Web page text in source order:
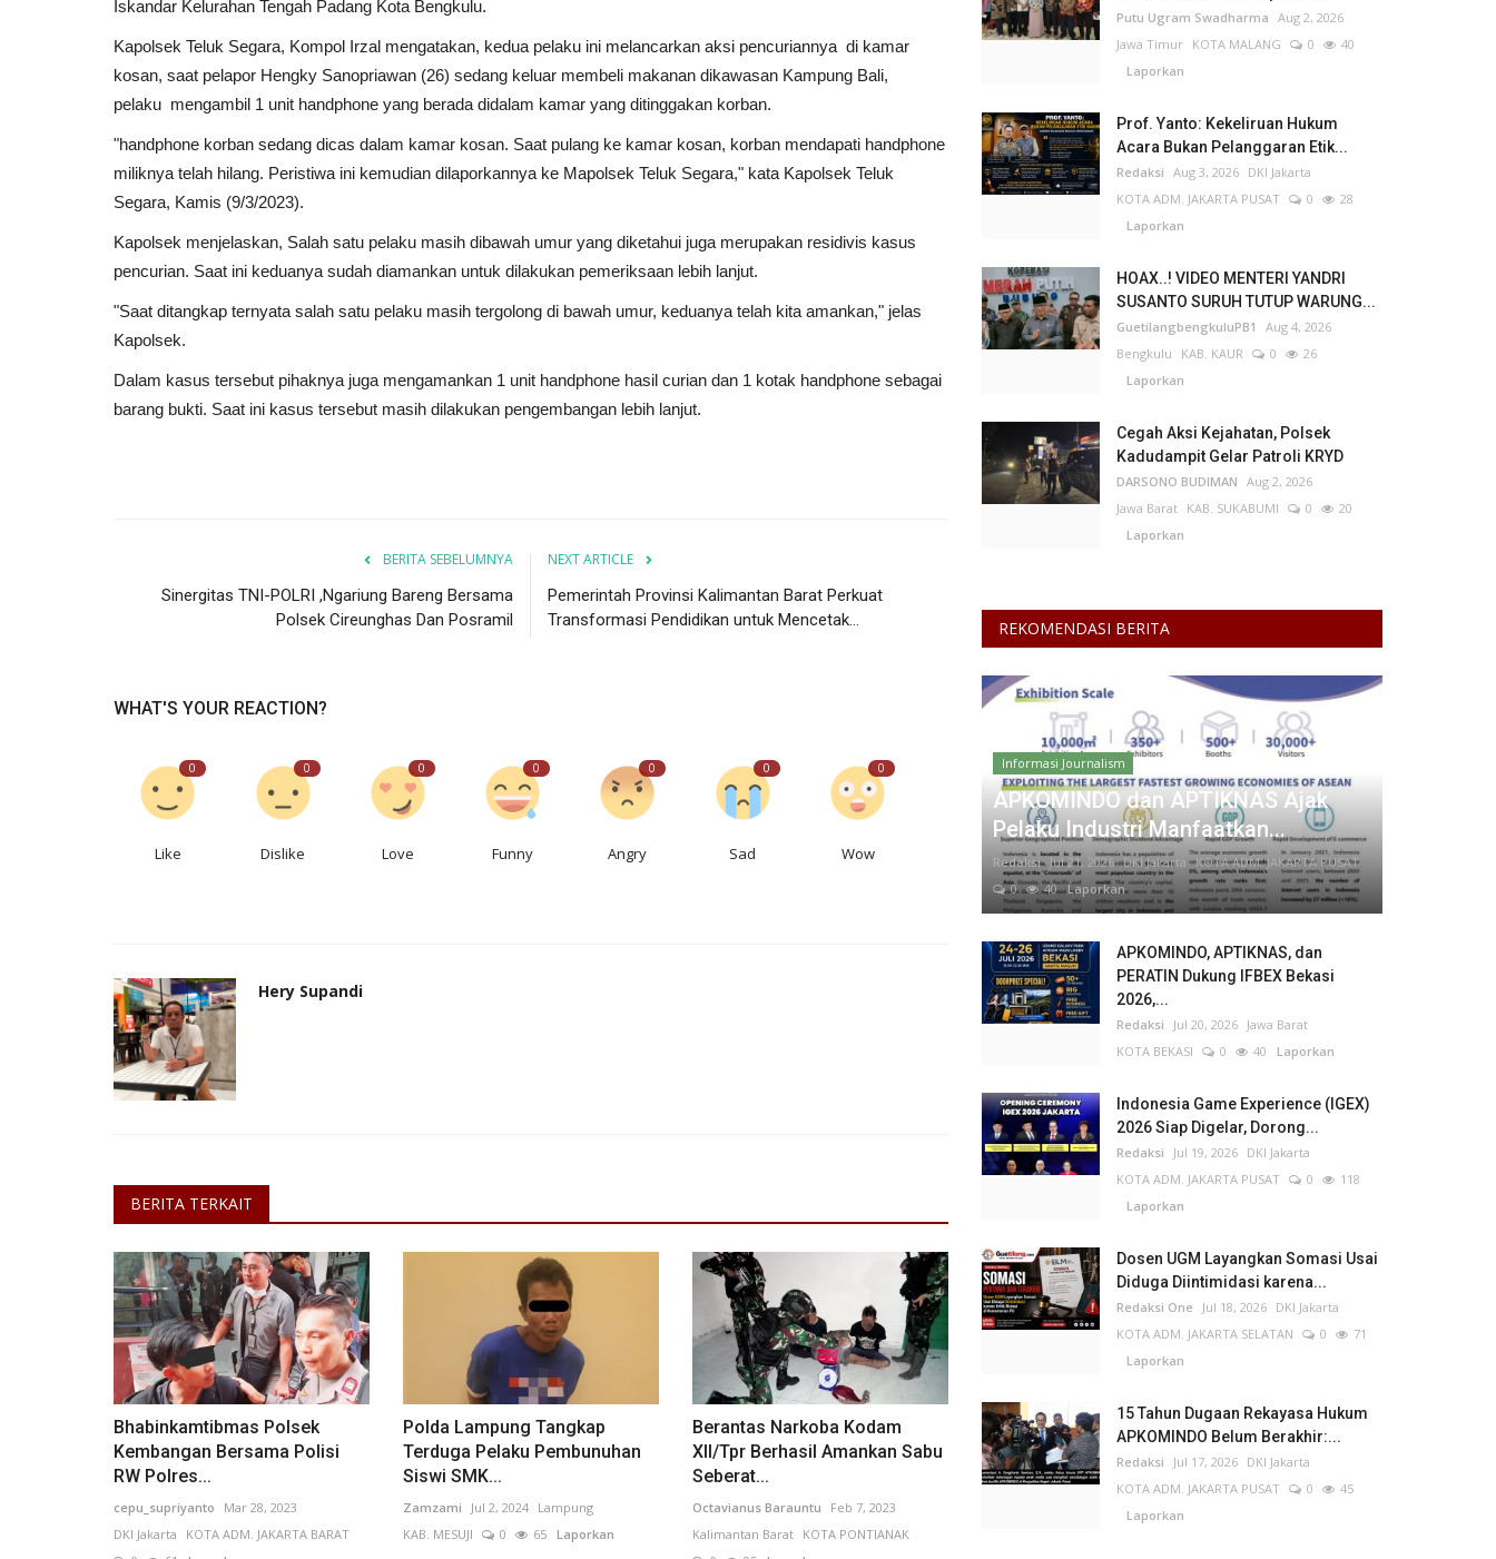
Iskandar Kelurahan Tengah Padang Kota Bengkulu.
Kapolsek Teluk Segara, Kompol Irzal mengatakan, kedua pelaku ini melancarkan aksi pencuriannya di kamar
kosan, saat pelapor Hengky Sanopriawan (26) sedang keluar membeli makanan dikawasan Kampung Bali,
pelaku mengambil 1 unit handphone yang berada didalam kamar yang ditinggakan korban.
"handphone korban sedang dicas dalam kamar kosan. Saat pulang ke kamar kosan, korban mendapati handphone
miliknya telah hilang. Peristiwa ini kemudian dilaporkannya ke Mapolsek Teluk Segara," kata Kapolsek Teluk
Segara, Kamis (9/3/2023).
Kapolsek menjelaskan, Salah satu pelaku masih dibawah umur yang diketahui juga merupakan residivis kasus
pencurian. Saat ini keduanya sudah diamankan untuk dilakukan pemeriksaan lebih lanjut.
"Saat ditangkap ternyata salah satu pelaku masih tergolong di bawah umur, keduanya telah kita amankan," jelas
Kapolsek.
Dalam kasus tersebut pihaknya juga mengamankan 1 unit handphone hasil curian dan 1 kotak handphone sebagai
barang bukti. Saat ini kasus tersebut masih dilakukan pengembangan lebih lanjut.
BERITA SEBELUMNYA
Sinergitas TNI-POLRI ,Ngariung Bareng Bersama
Polsek Cireunghas Dan Posramil
NEXT ARTICLE
Pemerintah Provinsi Kalimantan Barat Perkuat
Transformasi Pendidikan untuk Mencetak...
WHAT'S YOUR REACTION?
0
Like
0
Dislike
0
Love
0
Funny
0
Angry
0
Sad
0
Wow
Hery Supandi
BERITA TERKAIT
Bhabinkamtibmas Polsek
Kembangan Bersama Polisi
RW Polres...
cepu_supriyanto
Mar 28, 2023
DKI Jakarta
KOTA ADM. JAKARTA BARAT
Polda Lampung Tangkap
Terduga Pelaku Pembunuhan
Siswi SMK...
Zamzami Jul 2, 2024
Lampung
KAB. MESUJI
0 65Laporkan
Berantas Narkoba Kodam
XII/Tpr Berhasil Amankan Sabu
Seberat...
Octavianus Barauntu
Feb 7, 2023
Kalimantan Barat
KOTA PONTIANAK
Putu Ugram Swadharma Aug 2, 2026
Jawa Timur KOTA MALANG 0
40
Laporkan
Prof. Yanto: Kekeliruan Hukum
Acara Bukan Pelanggaran Etik...
Redaksi Aug 3, 2026 DKI Jakarta
KOTA ADM. JAKARTA PUSAT
0
28
Laporkan
HOAX..! VIDEO MENTERI YANDRI
SUSANTO SURUH TUTUP WARUNG...
GuetilangbengkuluPB1
Aug 4, 2026
Bengkulu
KAB. KAUR 0
26
Laporkan
Cegah Aksi Kejahatan, Polsek
Kadudampit Gelar Patroli KRYD
DARSONO BUDIMAN Aug 2, 2026
Jawa Barat KAB. SUKABUMI 0
20
Laporkan
REKOMENDASI BERITA
Informasi Journalism
APKOMINDO dan APTIKNAS Ajak
Pelaku Industri Manfaatkan...
Redaksi Jul 21, 2026 DKI Jakarta KOTA ADM. JAKARTA PUSAT
0
40Laporkan
APKOMINDO, APTIKNAS, dan
PERATIN Dukung IFBEX Bekasi
2026,...
Redaksi Jul 20, 2026 Jawa Barat
KOTA BEKASI
0 40 Laporkan
Indonesia Game Experience (IGEX)
2026 Siap Digelar, Dorong...
Redaksi Jul 19, 2026 DKI Jakarta
KOTA ADM. JAKARTA PUSAT
0
118
Laporkan
Dosen UGM Layangkan Somasi Usai
Diduga Diintimidasi karena...
Redaksi One Jul 18, 2026 DKI Jakarta
KOTA ADM. JAKARTA SELATAN
0
71
Laporkan
15 Tahun Dugaan Rekayasa Hukum
APKOMINDO Belum Berakhir:...
Redaksi Jul 17, 2026 DKI Jakarta
KOTA ADM. JAKARTA PUSAT
0
45
Laporkan